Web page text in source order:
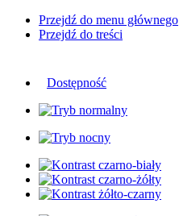
Przejdź do menu głównego
Przejdź do treści
Dostępność